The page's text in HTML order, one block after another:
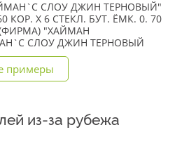
СЛОУ ДЖИН ТЕРНОВЫЙ"
КОР. Х 6 СТЕКЛ. БУТ. ЁМК. 0. 70
"ХАЙМАН
СЛОУ ДЖИН ТЕРНОВЫЙ
примеры
из-за рубежа